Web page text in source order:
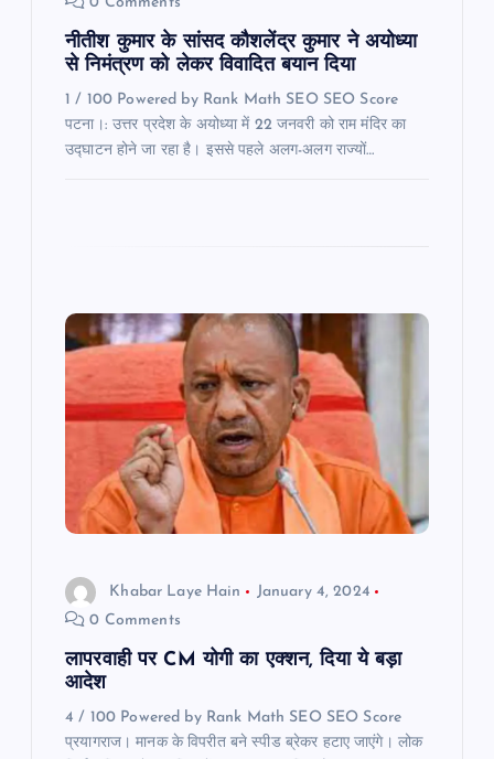
नीतीश कुमार के सांसद कौशलेंद्र कुमार ने अयोध्या
से निमंत्रण को लेकर विवादित बयान दिया
1 / 100 Powered by Rank Math SEO SEO Score
पटना।: उत्तर प्रदेश के अयोध्या में 22 जनवरी को राम मंदिर का
उद्घाटन होने जा रहा है। इससे पहले अलग-अलग राज्यों…
Khabar Laye Hain
January 4, 2024
0 Comments
लापरवाही पर CM योगी का एक्शन, दिया ये बड़ा
आदेश
4 / 100 Powered by Rank Math SEO SEO Score
प्रयागराज। मानक के विपरीत बने स्पीड ब्रेकर हटाए जाएंगे। लोक